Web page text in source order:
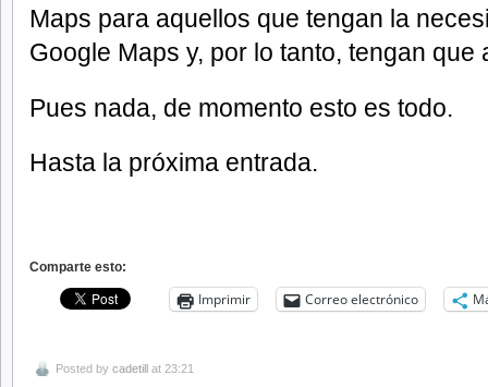
Maps para aquellos que tengan la
Google Maps y, por lo tanto, tengan que
Pues nada, de momento esto es todo.
Hasta la próxima entrada.
Comparte esto:
Imprimir Correo electrónico
Posted by cadetill at 23:21